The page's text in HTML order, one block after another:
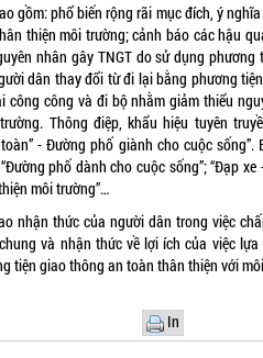
gồm: phổ biến rộng rãi mục đích, ý
thiện môi trường; cảnh báo các hậu
nhân gây TNGT do sử dụng
dân thay đổi từ đi lại bằng phương
công công và đi bộ nhằm giảm thiểu
Thông điệp, khẩu hiệu tuyên
- Đường phố giành cho cuộc sống”.
phố dành cho cuộc sống”; “Đạp
môi trường”…
nhận thức của người dân trong việc
và nhận thức về lợi ích của việc
tiện giao thông an toàn thân thiện với
In